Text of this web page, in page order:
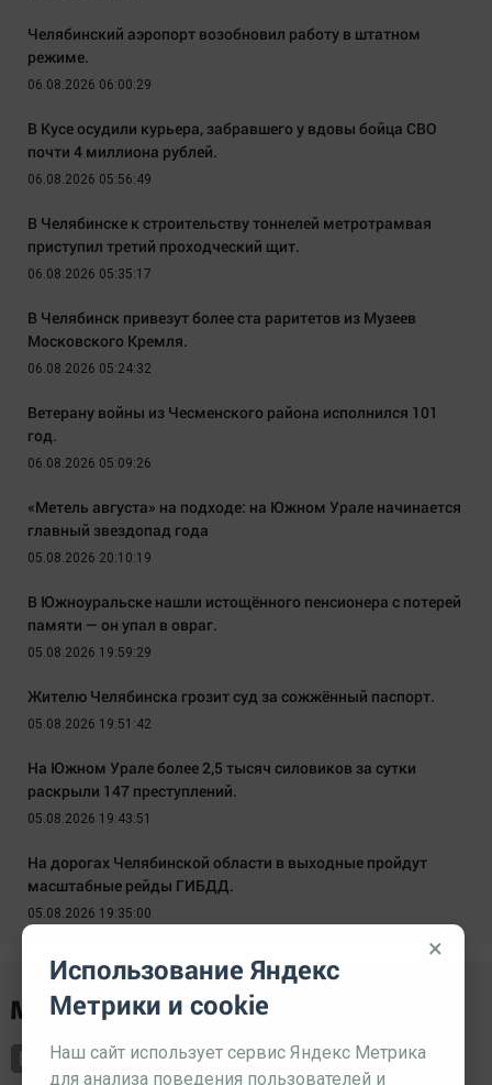
Челябинский аэропорт возобновил работу в штатном
режиме.
06.08.2026 06:00:29
В Кусе осудили курьера, забравшего у вдовы бойца СВО
почти 4 миллиона рублей.
06.08.2026 05:56:49
В Челябинске к строительству тоннелей метротрамвая
приступил третий проходческий щит.
06.08.2026 05:35:17
В Челябинск привезут более ста раритетов из Музеев
Московского Кремля.
06.08.2026 05:24:32
Ветерану войны из Чесменского района исполнился 101
год.
06.08.2026 05:09:26
«Метель августа» на подходе: на Южном Урале начинается
главный звездопад года
05.08.2026 20:10:19
В Южноуральске нашли истощённого пенсионера с потерей
памяти — он упал в овраг.
05.08.2026 19:59:29
Жителю Челябинска грозит суд за сожжённый паспорт.
05.08.2026 19:51:42
На Южном Урале более 2,5 тысяч силовиков за сутки
раскрыли 147 преступлений.
05.08.2026 19:43:51
На дорогах Челябинской области в выходные пройдут
масштабные рейды ГИБДД.
05.08.2026 19:35:00
×
Использование Яндекс
Метрики и cookie
Наш сайт использует сервис Яндекс Метрика
для анализа поведения пользователей и